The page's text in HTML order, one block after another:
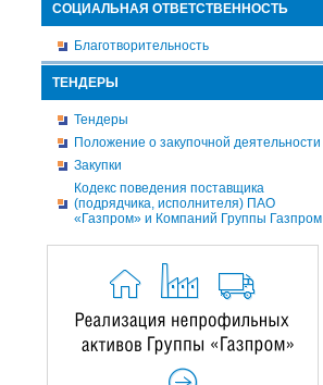
СОЦИАЛЬНАЯ ОТВЕТСТВЕННОСТЬ
Благотворительность
ТЕНДЕРЫ
Тендеры
Положение о закупочной деятельности
Закупки
Кодекс поведения поставщика
(подрядчика, исполнителя) ПАО
«Газпром» и Компаний Группы Газпром